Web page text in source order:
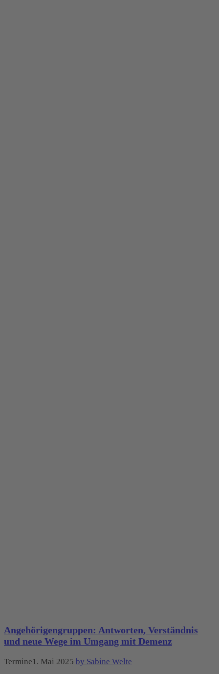
Angehörigengruppen: Antworten, Verständnis
und neue Wege im Umgang mit Demenz
Termine1. Mai 2025 by Sabine Welte